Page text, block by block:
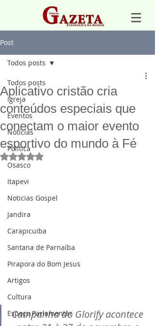
Post
Todos posts
Igreja
Eventos
Notícias
Política
Osasco
Itapevi
Noticias Gospel
Jandira
Carapicuiba
Santana de Parnaíba
Pirapora do Bom Jesus
Artigos
Cultura
Espaço Parlamentar
Todos posts
Aplicativo cristão cria
conteúdos especiais que
conectam o maior evento
esportivo do mundo à Fé
Avaliado com NaN de 5 estrelas.
Campanha do Glorify acontece